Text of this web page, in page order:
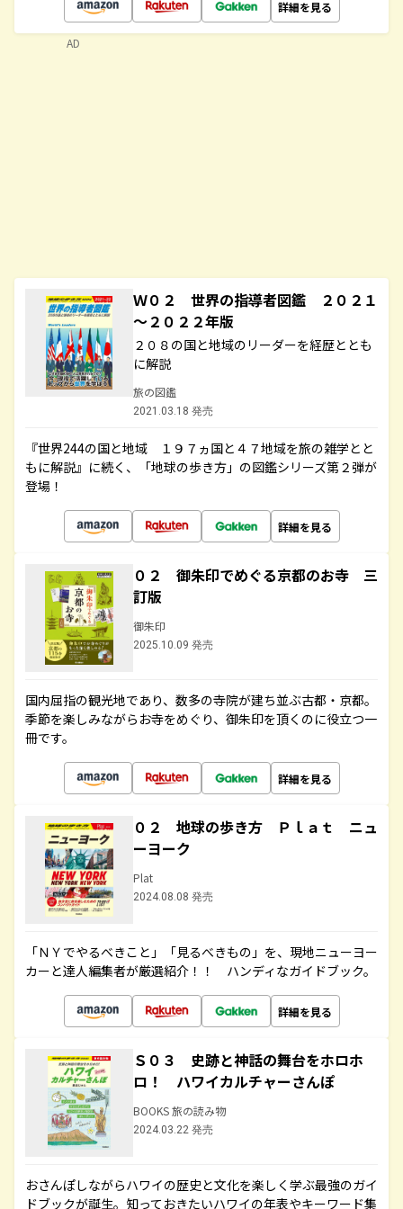
詳細を見る
Ｗ０２ 世界の指導者図鑑 ２０２１
～２０２２年版
２０８の国と地域のリーダーを経歴ととも
に解説
旅の図鑑
2021.03.18 発売
『世界244の国と地域 １９７ヵ国と４７地域を旅の雑学とと
もに解説』に続く、「地球の歩き方」の図鑑シリーズ第２弾が
登場！
詳細を見る
０２ 御朱印でめぐる京都のお寺 三
訂版
御朱印
2025.10.09 発売
国内屈指の観光地であり、数多の寺院が建ち並ぶ古都・京都。
季節を楽しみながらお寺をめぐり、御朱印を頂くのに役立つ一
冊です。
詳細を見る
０２ 地球の歩き方 Ｐｌａｔ ニュ
ーヨーク
Plat
2024.08.08 発売
「ＮＹでやるべきこと」「見るべきもの」を、現地ニューヨー
カーと達人編集者が厳選紹介！！ ハンディなガイドブック。
詳細を見る
Ｓ０３ 史跡と神話の舞台をホロホ
ロ！ ハワイカルチャーさんぽ
BOOKS 旅の読み物
2024.03.22 発売
おさんぽしながらハワイの歴史と文化を楽しく学ぶ最強のガイ
ドブックが誕生。知っておきたいハワイの年表やキーワード集
AD